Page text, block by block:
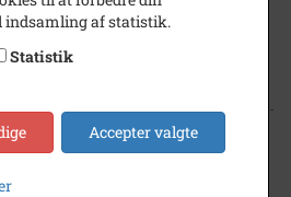
Andersen (g. Christensen) med
Inger.
Christensen og hustruen Karen
indsamling af statistik.
Statistik
Accepter valgte